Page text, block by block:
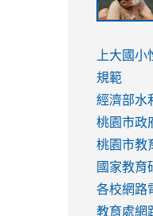
to
https://
to
https://
link
to
https://
上大國
規範
經濟部水
桃園市政
桃園市教
國家教育
各校網路
教育處網